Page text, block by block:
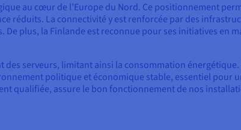
au cœur de l’Europe du Nord. Ce positionnement
réduits. La connectivité y est renforcée par des
plus, la Finlande est reconnue pour ses initiatives en
serveurs, limitant ainsi la consommation
politique et économique stable, essentiel pour
qualifiée, assure le bon fonctionnement de nos